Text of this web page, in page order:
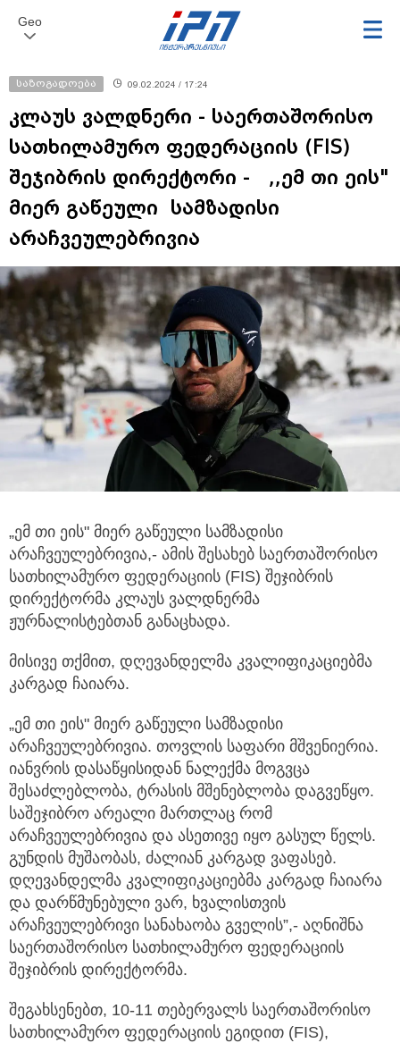
Geo
საზოგადოება 09.02.2024 / 17:24
კლაუს ვალდნერი - საერთაშორისო
სათხილამურო ფედერაციის (FIS)
შეჯიბრის დირექტორი - ,,ემ თი ეის"
მიერ გაწეული სამზადისი
არაჩვეულებრივია
„ემ თი ეის" მიერ გაწეული სამზადისი
არაჩვეულებრივია,- ამის შესახებ საერთაშორისო
სათხილამურო ფედერაციის (FIS) შეჯიბრის
დირექტორმა კლაუს ვალდნერმა
ჟურნალისტებთან განაცხადა.
მისივე თქმით, დღევანდელმა კვალიფიკაციებმა
კარგად ჩაიარა.
„ემ თი ეის" მიერ გაწეული სამზადისი
არაჩვეულებრივია. თოვლის საფარი მშვენიერია.
იანვრის დასაწყისიდან ნალექმა მოგვცა
შესაძლებლობა, ტრასის მშენებლობა დაგვეწყო.
საშეჯიბრო არეალი მართლაც რომ
არაჩვეულებრივია და ასეთივე იყო გასულ წელს.
გუნდის მუშაობას, ძალიან კარგად ვაფასებ.
დღევანდელმა კვალიფიკაციებმა კარგად ჩაიარა
და დარწმუნებული ვარ, ხვალისთვის
არაჩვეულებრივი სანახაობა გველის”,- აღნიშნა
საერთაშორისო სათხილამურო ფედერაციის
შეჯიბრის დირექტორმა.
შეგახსენებთ, 10-11 თებერვალს საერთაშორისო
სათხილამურო ფედერაციის ეგიდით (FIS),